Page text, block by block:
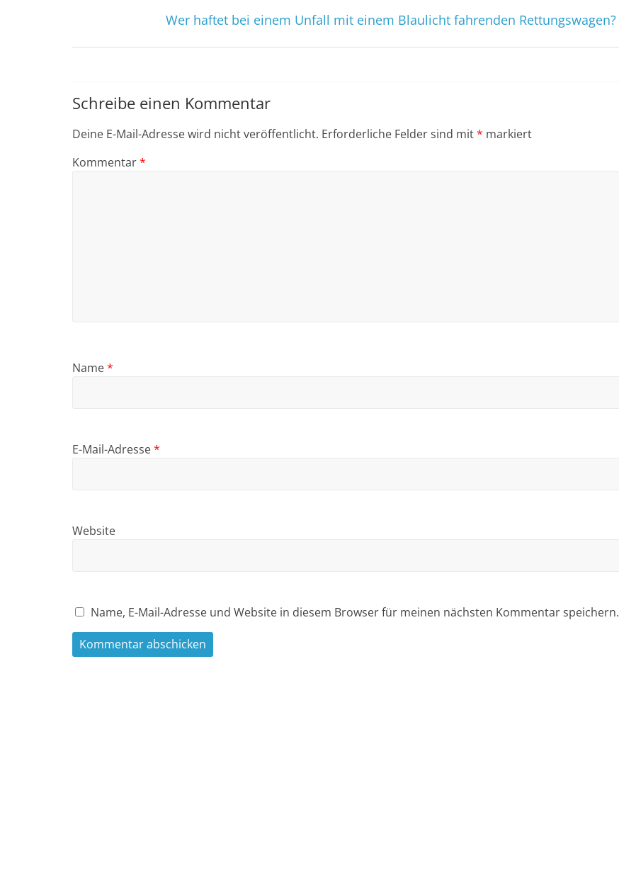
Wer haftet bei einem Unfall mit einem Blaulicht fahrenden Rettungs­wagen?
Schreibe einen Kommentar
Deine E-Mail-Adresse wird nicht veröffentlicht. Erforderliche Felder sind mit* markiert
Kommentar*
Name*
E-Mail-Adresse*
Website
Name, E-Mail-Adresse und Website in diesem Browser für meinen nächsten Kommentar speichern.